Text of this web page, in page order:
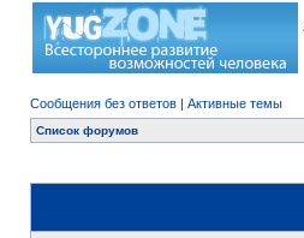
Сообщения без ответов | Активные темы
Список форумов